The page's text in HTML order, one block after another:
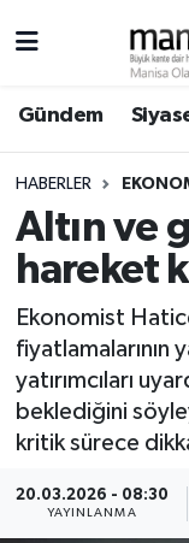
Gündem
HABERLER
Altın ve
hareket
Ekonomist
fiyatlamalarının
yatırımcıları
beklediğini
kritik sürece
20.03.2026 - 08:30
YAYINLANMA
Ege
Ekonomi
Genel
Gündem
Resmi İlan
Spor
Yunusemre
Yunusemre
Süper Lig
Tüm
Son Dakika